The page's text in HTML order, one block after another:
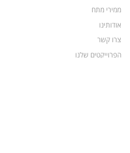
ממירי מתח
אודותינו
צרו קשר
הפרוייקטים שלנו